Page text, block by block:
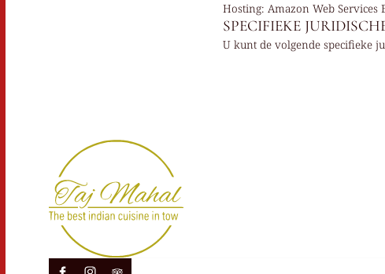
Hosting:Amazon Web Services
SPECIFIEKE
U kunt de volgende specifieke